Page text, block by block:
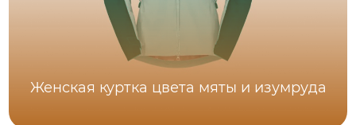
Женская куртка цвета мяты и изумруда